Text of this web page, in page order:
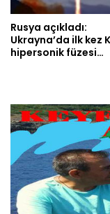
Rusya açıkladı:
Ukrayna’da ilk kez
hipersonik füzesi…